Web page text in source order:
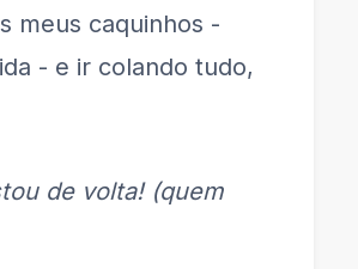
meus caquinhos -
- e ir colando tudo,
de volta! (quem